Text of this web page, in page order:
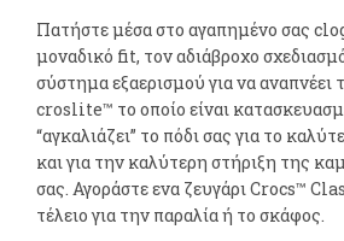
Πατήστε μέσα στο αγαπημένο σας
μοναδικό fit, τον αδιάβροχο
σύστημα εξαερισμού για να αναπνέει
croslite™ το οποίο είναι
“αγκαλιάζει” το πόδι σας για το
και για την καλύτερη στήριξη της
σας. Αγοράστε ενα ζευγάρι Crocs™
τέλειο για την παραλία ή το σκάφος.